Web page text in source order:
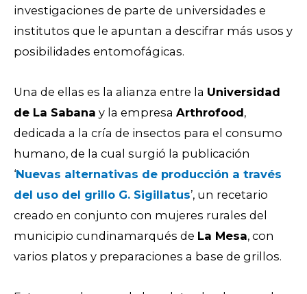
investigaciones de parte de universidades e
institutos que le apuntan a descifrar más usos y
posibilidades entomofágicas.
Una de ellas es la alianza entre la Universidad
de La Sabana y la empresa Arthrofood,
dedicada a la cría de insectos para el consumo
humano, de la cual surgió la publicación
‘Nuevas alternativas de producción a través
del uso del grillo G. Sigillatus’, un recetario
creado en conjunto con mujeres rurales del
municipio cundinamarqués de La Mesa, con
varios platos y preparaciones a base de grillos.